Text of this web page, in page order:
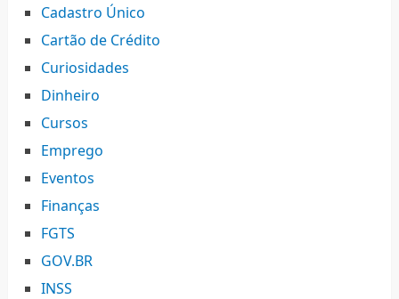
Cadastro Único
Cartão de Crédito
Curiosidades
Dinheiro
Cursos
Emprego
Eventos
Finanças
FGTS
GOV.BR
INSS